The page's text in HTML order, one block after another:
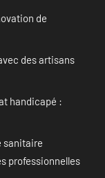
de
des artisans
handicapé :
sanitaire
professionnelles